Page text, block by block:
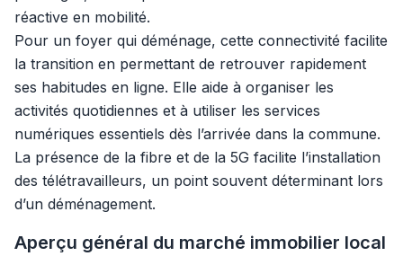
réactive en mobilité.
Pour un foyer qui déménage, cette connectivité facilite
la transition en permettant de retrouver rapidement
ses habitudes en ligne. Elle aide à organiser les
activités quotidiennes et à utiliser les services
numériques essentiels dès l’arrivée dans la commune.
La présence de la fibre et de la 5G facilite l’installation
des télétravailleurs, un point souvent déterminant lors
d’un déménagement.
Aperçu général du marché immobilier local